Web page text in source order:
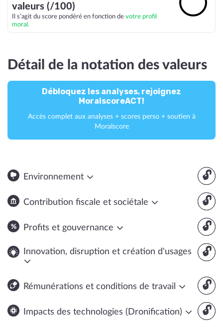
valeurs (/100)
Il s’agit du score pondéré en fonction de votre profil
moral.
Détail de la notation des valeurs
Débloquez les analyses, rejoignez
MoralscoreACT!
Accès complet aux analyses + scores perso + soutien à
Moralscore
🔓
Environnement
🔓
Contribution fiscale et sociétale
🔓
Profits et gouvernance
🔓
Innovation, disruption et création d'usages
🔓
Rémunérations et conditions de travail
🔓
Impacts des technologies (Dronification)